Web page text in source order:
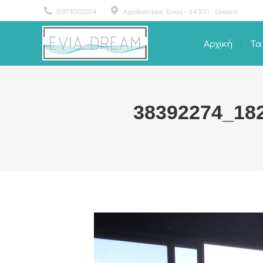
6973002204 Agiokampos Evias - 34300 - Greece
Αρχική
Αρχική